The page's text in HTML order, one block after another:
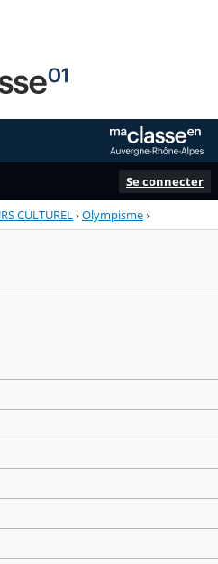
Se connecter
CULTUREL ›Olympisme›